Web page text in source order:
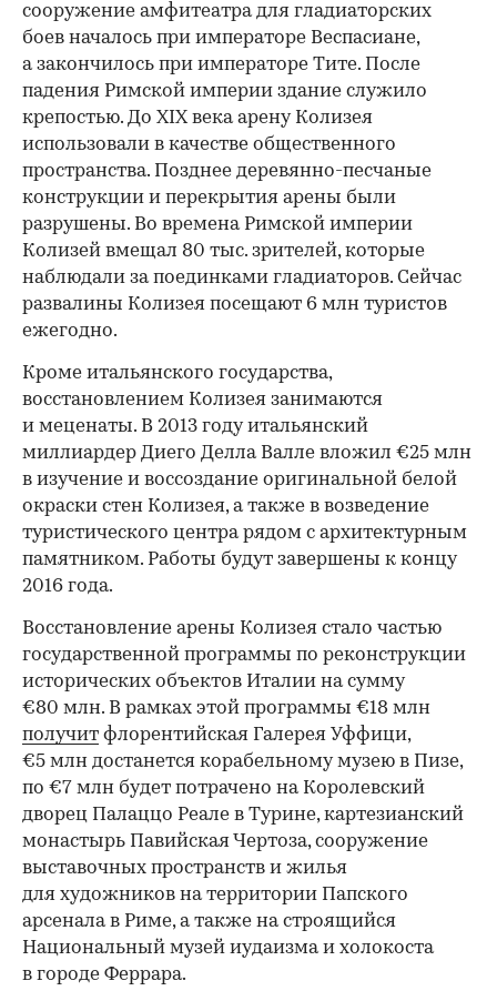
сооружение амфитеатра для гладиаторских
боев началось при императоре Веспасиане,
а закончилось при императоре Тите. После
падения Римской империи здание служило
крепостью. До XIX века арену Колизея
использовали в качестве общественного
пространства. Позднее деревянно-песчаные
конструкции и перекрытия арены были
разрушены. Во времена Римской империи
Колизей вмещал 80 тыс. зрителей, которые
наблюдали за поединками гладиаторов. Сейчас
развалины Колизея посещают 6 млн туристов
ежегодно.
Кроме итальянского государства,
восстановлением Колизея занимаются
и меценаты. В 2013 году итальянский
миллиардер Диего Делла Валле вложил €25 млн
в изучение и воссоздание оригинальной белой
окраски стен Колизея, а также в возведение
туристического центра рядом с архитектурным
памятником. Работы будут завершены к концу
2016 года.
Восстановление арены Колизея стало частью
государственной программы по реконструкции
исторических объектов Италии на сумму
€80 млн. В рамках этой программы €18 млн
получит флорентийская Галерея Уффици,
€5 млн достанется корабельному музею в Пизе,
по €7 млн будет потрачено на Королевский
дворец Палаццо Реале в Турине, картезианский
монастырь Павийская Чертоза, сооружение
выставочных пространств и жилья
для художников на территории Папского
арсенала в Риме, а также на строящийся
Национальный музей иудаизма и холокоста
в городе Феррара.